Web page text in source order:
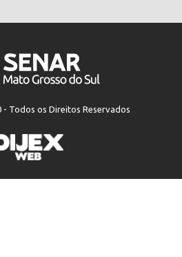
- Todos os Direitos Reservados